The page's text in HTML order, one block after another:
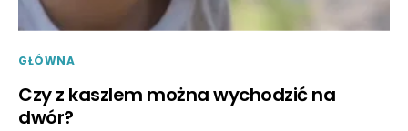
GŁÓWNA
Czy z kaszlem można wychodzić na
dwór?